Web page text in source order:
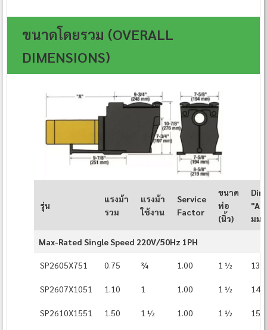
ขนาดโดยรวม (OVERALL
DIMENSIONS)
รุ่น
แรงม้า
รวม
แรงม้า
ใช้งาน
Service
Factor
ขนาด
ท่อ
(นิ้ว)
"A"
มม.)
Max-Rated Single Speed 220V/50Hz 1PH
SP2605X751 0.75 ¾ 1.00 1 ½
SP2607X1051 1.10 1 1.00 1 ½
SP2610X1551 1.50 1 ½ 1.00 1 ½